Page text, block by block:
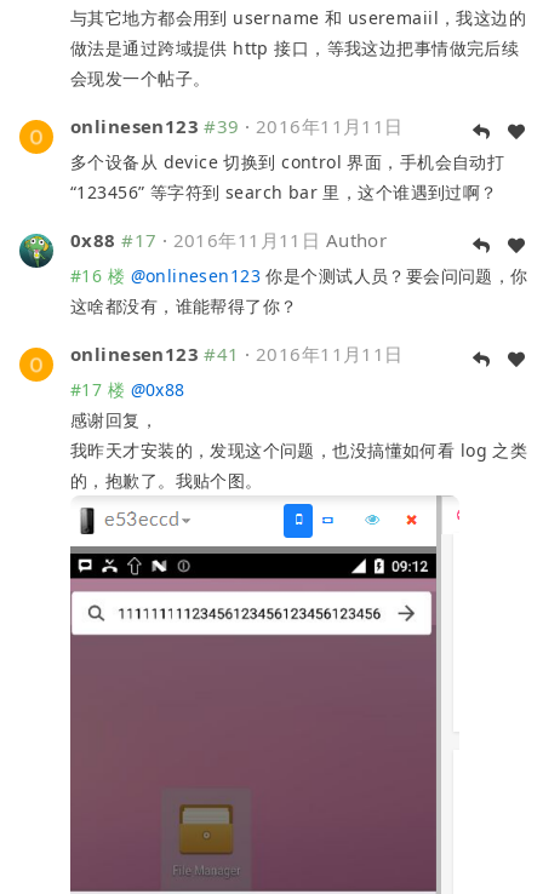
与其它地方都会用到 username 和 useremaiil，我这边的
做法是通过跨域提供 http 接口，等我这边把事情做完后续
会现发一个帖子。
onlinesen123 #39 · 2016年11月11日
多个设备从 device 切换到 control 界面，手机会自动打
“123456” 等字符到 search bar 里，这个谁遇到过啊？
0x88 #17 · 2016年11月11日 Author
#16 楼 @onlinesen123 你是个测试人员？要会问问题，你
这啥都没有，谁能帮得了你？
onlinesen123 #41 · 2016年11月11日
#17 楼 @0x88
感谢回复，
我昨天才安装的，发现这个问题，也没搞懂如何看 log 之类
的，抱歉了。我贴个图。